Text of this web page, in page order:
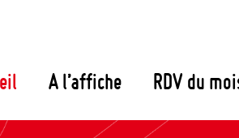
A l’affiche RDV du